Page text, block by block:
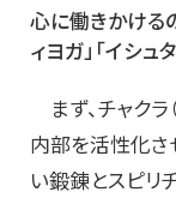
心に働きかける
ィヨガ」「イシュ
まず、チャク
内部を活性化さ
い鍛錬とスピリ